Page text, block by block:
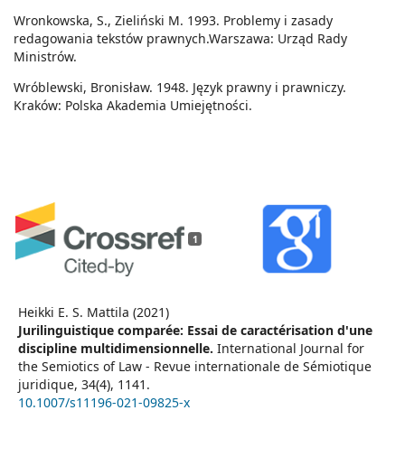
1
Heikki E. S. Mattila (2021)
Jurilinguistique comparée: Essai de caractérisation d'une
discipline multidimensionnelle. International Journal for
the Semiotics of Law - Revue internationale de Sémiotique
juridique, 34(4), 1141.
10.1007/s11196-021-09825-x
Wronkowska, S., Zieliński M. 1993. Problemy i zasady
redagowania tekstów prawnych.Warszawa: Urząd Rady
Ministrów.
Wróblewski, Bronisław. 1948. Język prawny i prawniczy.
Kraków: Polska Akademia Umiejętności.